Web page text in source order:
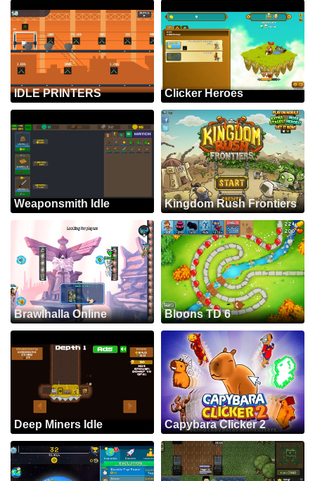
IDLE PRINTERS Clicker Heroes
Weaponsmith Idle Kingdom Rush Frontiers
Brawlhalla Online Bloons TD 6
Deep Miners Idle Capybara Clicker 2